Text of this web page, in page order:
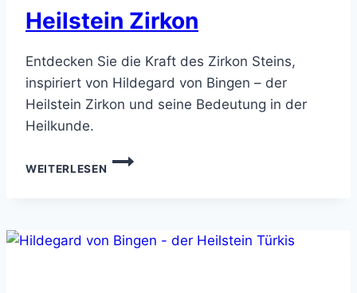
Heilstein Zirkon
Entdecken Sie die Kraft des Zirkon Steins,
inspiriert von Hildegard von Bingen – der
Heilstein Zirkon und seine Bedeutung in der
Heilkunde.
WEITERLESEN
HEILSTEIN